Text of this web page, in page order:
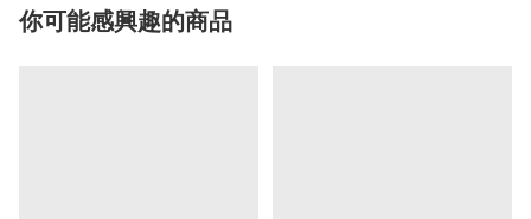
你可能感興趣的商品